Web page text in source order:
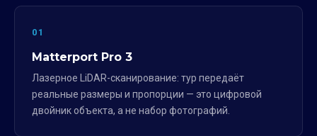
01
Matterport Pro 3
Лазерное LiDAR-сканирование: тур передаёт
реальные размеры и пропорции — это цифровой
двойник объекта, а не набор фотографий.